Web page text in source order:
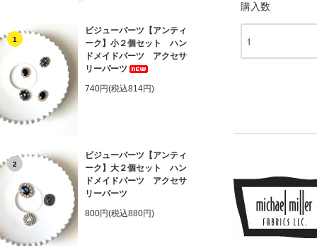
1
ビジューパーツ【アンティ
ーク】小２個セット ハン
ドメイドパーツ アクセサ
リーパーツ
740円(税込814円)
2
ビジューパーツ【アンティ
ーク】大２個セット ハン
ドメイドパーツ アクセサ
リーパーツ
800円(税込880円)
購入数